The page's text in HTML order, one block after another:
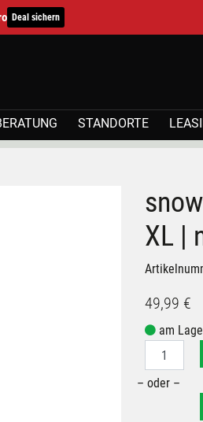
Deal sichern
STANDORTE
XL |
49,99 €
am
– oder –